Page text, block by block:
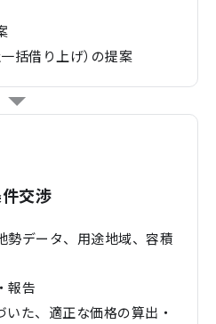
括借り上げ）の提案
件交渉
勢データ、用途地域、容積
報告
た、適正な価格の算出・